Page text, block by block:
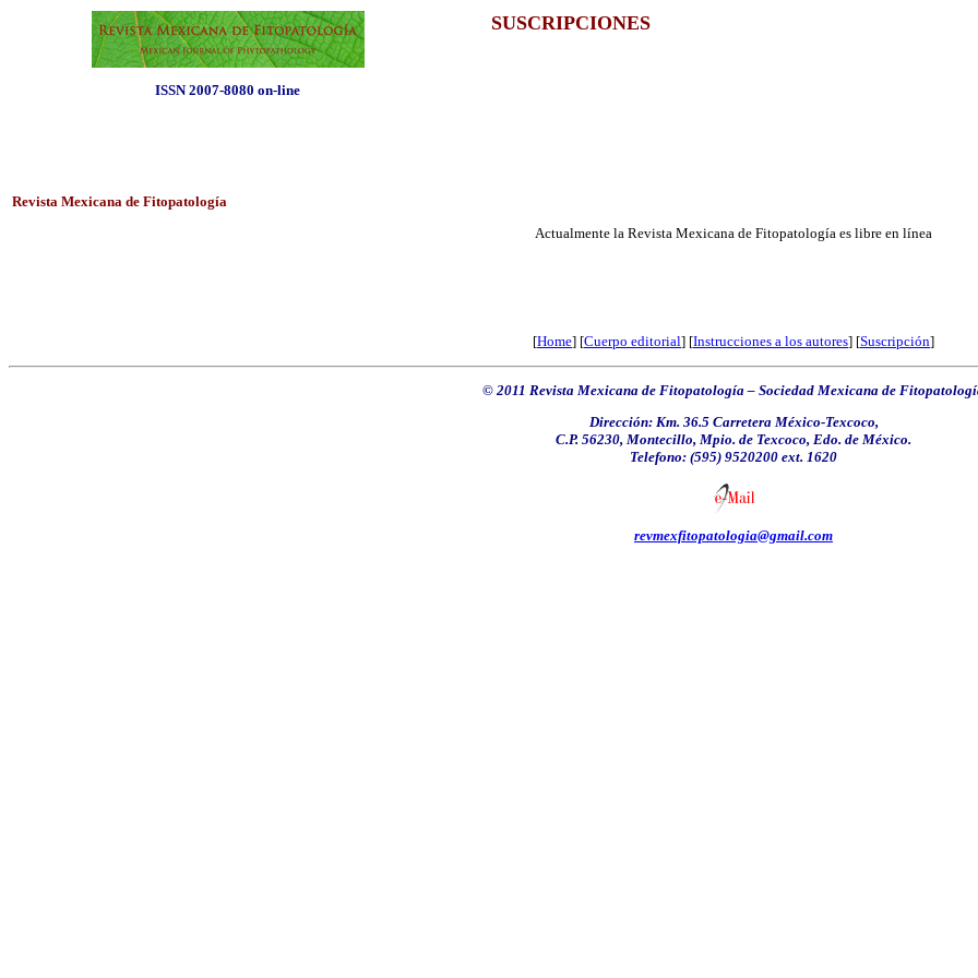
ISSN 2007-8080 on-line
SUSCRIPCIONES
Revista Mexicana de Fitopatología
Actualmente la Revista Mexicana de Fitopatología es libre en línea
[Home] [Cuerpo editorial] [Instrucciones a los autores] [Suscripción]
© 2011 Revista Mexicana de Fitopatología– Sociedad Mexicana de
Dirección: Km. 36.5 Carretera México-Texcoco,
C.P. 56230, Montecillo, Mpio. de Texcoco, Edo. de México.
Telefono: (595) 9520200 ext. 1620
revmexfitopatologia@gmail.com